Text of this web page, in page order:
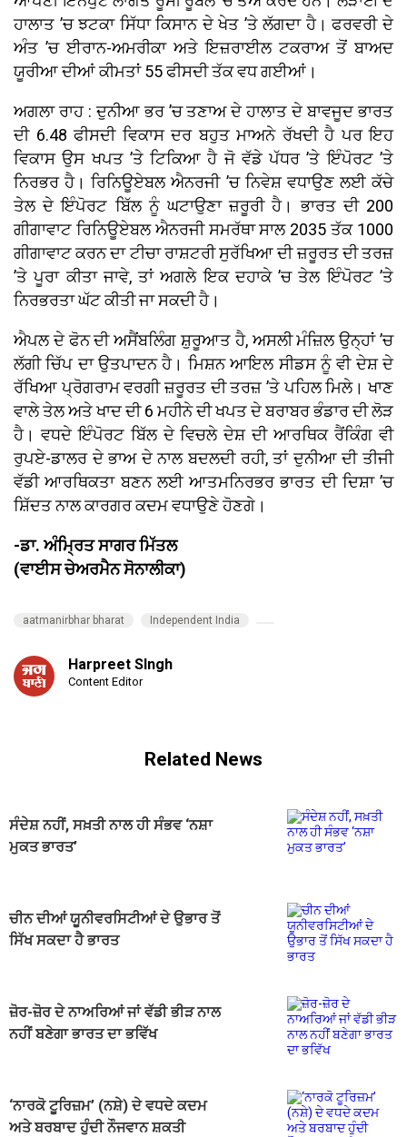
ਹਾਲਾਤ ’ਚ ਝਟਕਾ ਸਿੱਧਾ ਕਿਸਾਨ ਦੇ ਖੇਤ ’ਤੇ ਲੱਗਦਾ ਹੈ। ਫਰਵਰੀ ਦੇ
ਅੰਤ ’ਚ ਈਰਾਨ-ਅਮਰੀਕਾ ਅਤੇ ਇਜ਼ਰਾਈਲ ਟਕਰਾਅ ਤੋਂ ਬਾਅਦ
ਯੂਰੀਆ ਦੀਆਂ ਕੀਮਤਾਂ 55 ਫੀਸਦੀ ਤੱਕ ਵਧ ਗਈਆਂ।
ਅਗਲਾ ਰਾਹ : ਦੁਨੀਆ ਭਰ ’ਚ ਤਣਾਅ ਦੇ ਹਾਲਾਤ ਦੇ ਬਾਵਜੂਦ ਭਾਰਤ
ਦੀ 6.48 ਫੀਸਦੀ ਵਿਕਾਸ ਦਰ ਬਹੁਤ ਮਾਅਨੇ ਰੱਖਦੀ ਹੈ ਪਰ ਇਹ
ਵਿਕਾਸ ਉਸ ਖਪਤ ’ਤੇ ਟਿਕਿਆ ਹੈ ਜੋ ਵੱਡੇ ਪੱਧਰ ’ਤੇ ਇੰਪੋਰਟ ’ਤੇ
ਨਿਰਭਰ ਹੈ। ਰਿਨਿਊਏਬਲ ਐਨਰਜੀ ’ਚ ਨਿਵੇਸ਼ ਵਧਾਉਣ ਲਈ ਕੱਚੇ
ਤੇਲ ਦੇ ਇੰਪੋਰਟ ਬਿੱਲ ਨੂੰ ਘਟਾਉਣਾ ਜ਼ਰੂਰੀ ਹੈ। ਭਾਰਤ ਦੀ 200
ਗੀਗਾਵਾਟ ਰਿਨਿਊਏਬਲ ਐਨਰਜੀ ਸਮਰੱਥਾ ਸਾਲ 2035 ਤੱਕ 1000
ਗੀਗਾਵਾਟ ਕਰਨ ਦਾ ਟੀਚਾ ਰਾਸ਼ਟਰੀ ਸੁਰੱਖਿਆ ਦੀ ਜ਼ਰੂਰਤ ਦੀ ਤਰਜ਼
’ਤੇ ਪੂਰਾ ਕੀਤਾ ਜਾਵੇ, ਤਾਂ ਅਗਲੇ ਇਕ ਦਹਾਕੇ ’ਚ ਤੇਲ ਇੰਪੋਰਟ ’ਤੇ
ਨਿਰਭਰਤਾ ਘੱਟ ਕੀਤੀ ਜਾ ਸਕਦੀ ਹੈ।
ਐਪਲ ਦੇ ਫੋਨ ਦੀ ਅਸੈਂਬਲਿੰਗ ਸ਼ੁਰੂਆਤ ਹੈ, ਅਸਲੀ ਮੰਜ਼ਿਲ ਉਨ੍ਹਾਂ ’ਚ
ਲੱਗੀ ਚਿੱਪ ਦਾ ਉਤਪਾਦਨ ਹੈ। ਮਿਸ਼ਨ ਆਇਲ ਸੀਡਸ ਨੂੰ ਵੀ ਦੇਸ਼ ਦੇ
ਰੱਖਿਆ ਪ੍ਰੋਗਰਾਮ ਵਰਗੀ ਜ਼ਰੂਰਤ ਦੀ ਤਰਜ਼ ’ਤੇ ਪਹਿਲ ਮਿਲੇ। ਖਾਣ
ਵਾਲੇ ਤੇਲ ਅਤੇ ਖਾਦ ਦੀ 6 ਮਹੀਨੇ ਦੀ ਖਪਤ ਦੇ ਬਰਾਬਰ ਭੰਡਾਰ ਦੀ ਲੋੜ
ਹੈ। ਵਧਦੇ ਇੰਪੋਰਟ ਬਿੱਲ ਦੇ ਵਿਚਲੇ ਦੇਸ਼ ਦੀ ਆਰਥਿਕ ਰੈਂਕਿੰਗ ਵੀ
ਰੁਪਏ-ਡਾਲਰ ਦੇ ਭਾਅ ਦੇ ਨਾਲ ਬਦਲਦੀ ਰਹੀ, ਤਾਂ ਦੁਨੀਆ ਦੀ ਤੀਜੀ
ਵੱਡੀ ਆਰਥਿਕਤਾ ਬਣਨ ਲਈ ਆਤਮਨਿਰਭਰ ਭਾਰਤ ਦੀ ਦਿਸ਼ਾ ’ਚ
ਸ਼ਿੱਦਤ ਨਾਲ ਕਾਰਗਰ ਕਦਮ ਵਧਾਉਣੇ ਹੋਣਗੇ।
-ਡਾ. ਅੰਮ੍ਰਿਤ ਸਾਗਰ ਮਿੱਤਲ
(ਵਾਈਸ ਚੇਅਰਮੈਨ ਸੋਨਾਲੀਕਾ)
aatmanirbhar bharat Independent India
Harpreet SIngh
Content Editor
Related News
ਸੰਦੇਸ਼ ਨਹੀਂ, ਸਖ਼ਤੀ ਨਾਲ ਹੀ ਸੰਭਵ ‘ਨਸ਼ਾ
ਮੁਕਤ ਭਾਰਤ’
ਚੀਨ ਦੀਆਂ ਯੂਨੀਵਰਸਿਟੀਆਂ ਦੇ ਉਭਾਰ ਤੋਂ
ਸਿੱਖ ਸਕਦਾ ਹੈ ਭਾਰਤ
ਜ਼ੋਰ-ਜ਼ੋਰ ਦੇ ਨਾਅਰਿਆਂ ਜਾਂ ਵੱਡੀ ਭੀੜ ਨਾਲ
ਨਹੀਂ ਬਣੇਗਾ ਭਾਰਤ ਦਾ ਭਵਿੱਖ
‘ਨਾਰਕੋ ਟੂਰਿਜ਼ਮ’ (ਨਸ਼ੇ) ਦੇ ਵਧਦੇ ਕਦਮ
ਅਤੇ ਬਰਬਾਦ ਹੁੰਦੀ ਨੌਜਵਾਨ ਸ਼ਕਤੀ